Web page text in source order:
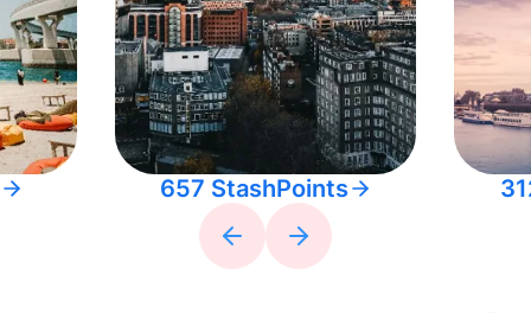
657 StashPoints